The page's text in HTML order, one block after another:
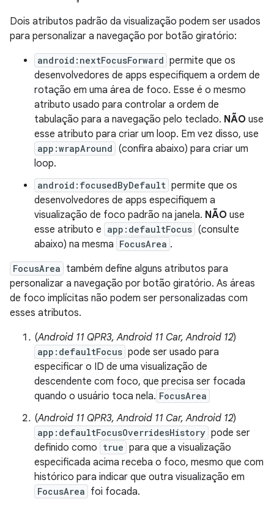
Dois atributos padrão da visualização podem ser usados
para personalizar a navegação por botão giratório:
android:nextFocusForward permite que os
desenvolvedores de apps especifiquem a ordem de
rotação em uma área de foco. Esse é o mesmo
atributo usado para controlar a ordem de
tabulação para a navegação pelo teclado. NÃO use
esse atributo para criar um loop. Em vez disso, use
app:wrapAround (confira abaixo) para criar um
loop.
android:focusedByDefault permite que os
desenvolvedores de apps especifiquem a
visualização de foco padrão na janela. NÃO use
esse atributo e app:defaultFocus (consulte
abaixo) na mesma FocusArea .
FocusArea também define alguns atributos para
personalizar a navegação por botão giratório. As áreas
de foco implícitas não podem ser personalizadas com
esses atributos.
(Android 11 QPR3, Android 11 Car, Android 12)
app:defaultFocus pode ser usado para
especificar o ID de uma visualização de
descendente com foco, que precisa ser focada
quando o usuário toca nela. FocusArea
(Android 11 QPR3, Android 11 Car, Android 12)
app:defaultFocusOverridesHistory pode ser
definido como true para que a visualização
especificada acima receba o foco, mesmo que com
histórico para indicar que outra visualização em
FocusArea foi focada.